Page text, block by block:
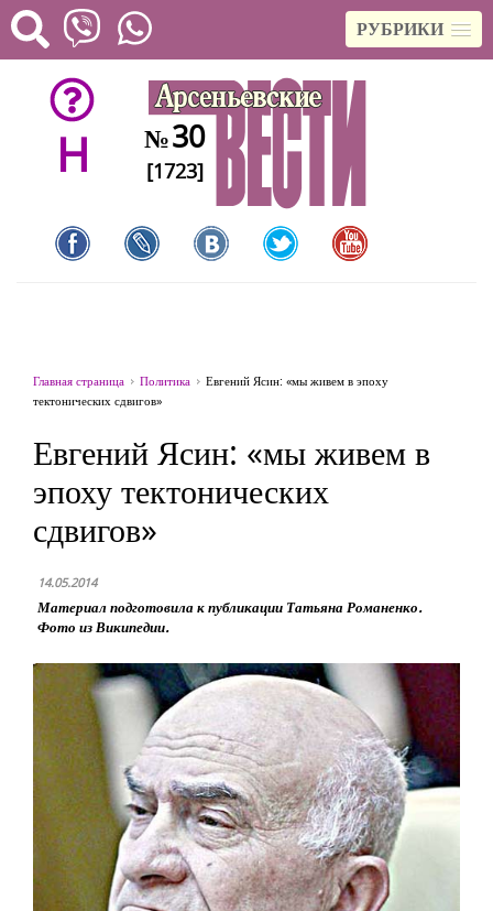
РУБРИКИ
H №30
[1723]
Главная страница Политика
Евгений Ясин: «мы живем в эпоху
тектонических сдвигов»
Евгений Ясин: «мы живем в
эпоху тектонических
сдвигов»
14.05.2014
Материал подготовила к публикации Татьяна Романенко.
Фото из Википедии.